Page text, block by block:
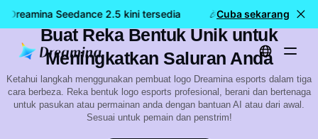
Dreamina Seedance 2.5 kini tersedia 🎉 Model baharu KINI
Cuba sekarang
Pembuat Logo Esports Berkuasa |
Buat Reka Bentuk Unik untuk
Meningkatkan Saluran Anda
Ketahui langkah menggunakan pembuat logo Dreamina esports dalam tiga
cara berbeza. Reka bentuk logo esports profesional, berani dan bertenaga
untuk pasukan atau permainan anda dengan bantuan AI atau dari awal.
Sesuai untuk pemain dan penstrim!